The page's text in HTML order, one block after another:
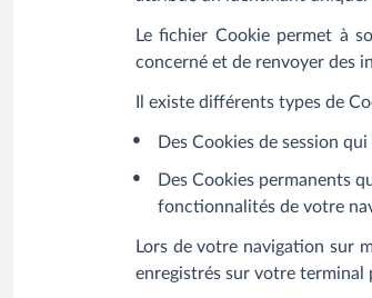
Le fichier Cookie permet à
concerné et de renvoyer des
Il existe différents types de
Des Cookies de session
Des Cookies permanents
fonctionnalités de votre
Lors de votre navigation sur
enregistrés sur votre terminal